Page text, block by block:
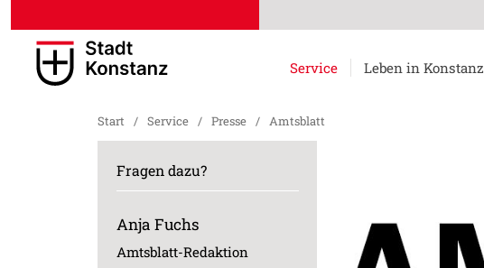
Service Leben in Konstanz
Start / Service / Presse / Amtsblatt
Fragen dazu?
Anja Fuchs
Amtsblatt-Redaktion